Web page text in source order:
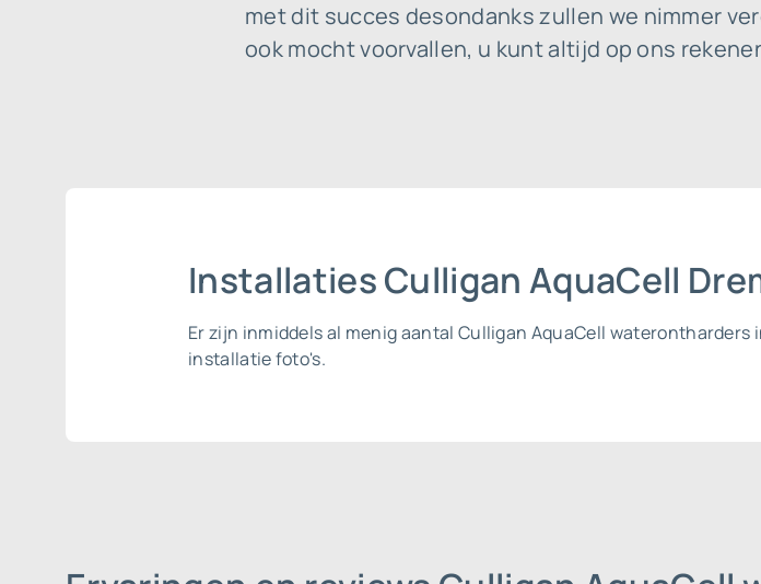
met dit succes desondanks zullen we nimmer
ook mocht voorvallen, u kunt altijd op ons
Installaties Culligan AquaCell
Er zijn inmiddels al menig aantal Culligan AquaCell
installatie foto's.